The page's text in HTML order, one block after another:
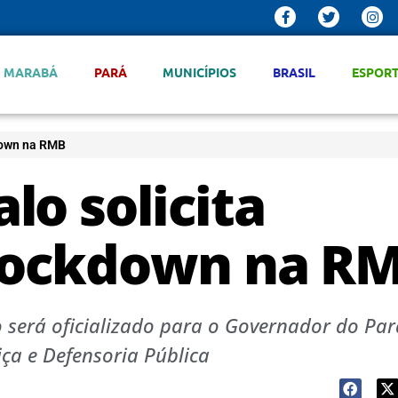
MARABÁ PARÁ MUNICÍPIOS BRASIL
na RMB
solicita
na
oficializado para o Governador do
e Defensoria Pública